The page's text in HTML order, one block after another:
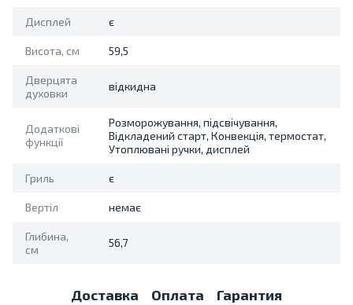
Дисплей є
Висота, см 59,5
Дверцята
духовки
відкидна
Додаткові
функції
Розморожування, підсвічування,
Відкладений старт, Конвекція, термостат,
Утоплювані ручки, дисплей
Гриль є
Вертіл немає
Глибина,
см
56,7
Доставка Оплата Гарантия